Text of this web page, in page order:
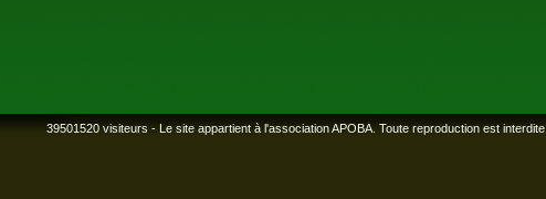
39501520 visiteurs - Le site appartient à l'association APOBA. Toute reproduction est interdite.